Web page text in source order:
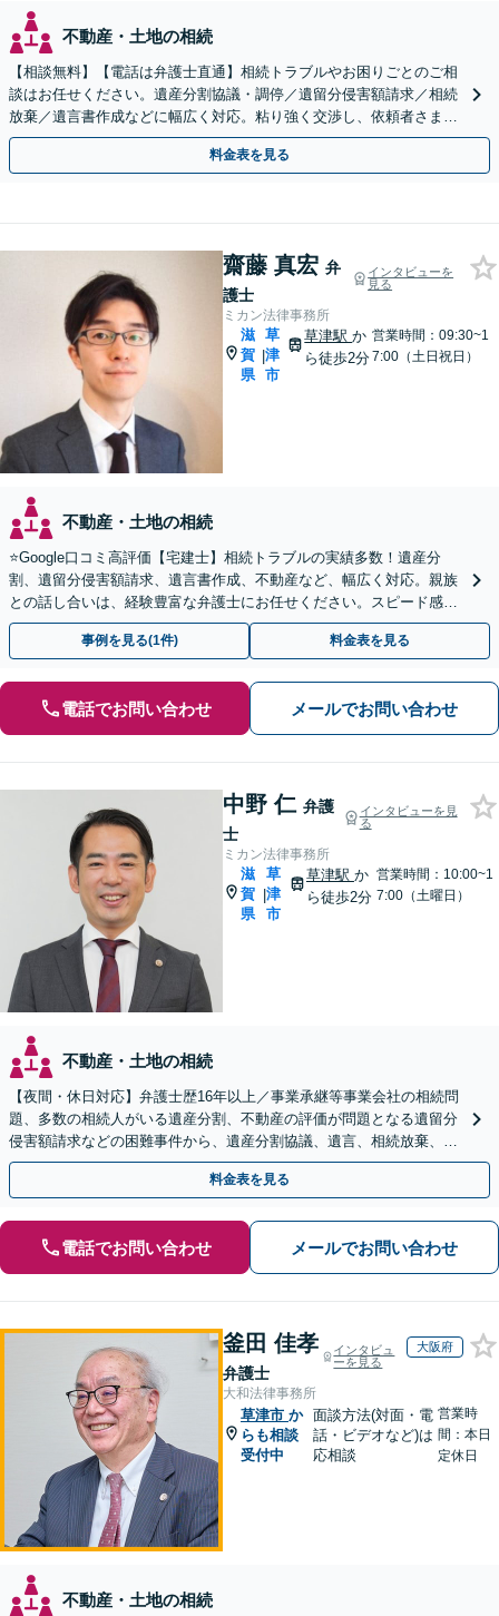
不動産・土地の相続
【相談無料】【電話は弁護士直通】相続トラブルやお困りごとのご相
談はお任せください。遺産分割協議・調停／遺留分侵害額請求／相続
放棄／遺言書作成などに幅広く対応。粘り強く交渉し、依頼者さまに
有利な解決を目指します【出張相談可能】【草津駅5分】
料金表を見る
齋藤 真宏 弁
護士
インタビューを
見る
ミカン法律事務所
滋
賀
県
|
草
津
市
草津駅か
ら徒歩2分
営業時間：09:30~1
7:00（土日祝日）
不動産・土地の相続
⭐️Google口コミ高評価【宅建士】相続トラブルの実績多数！遺産分
割、遺留分侵害額請求、遺言書作成、不動産など、幅広く対応。親族
との話し合いは、経験豊富な弁護士にお任せください。スピード感を
重視【予約で夜間・休日対応可】【駐車場あり】
事例を見る(1件) 料金表を見る
電話でお問い合わせ メールでお問い合わせ
中野 仁 弁護
士
インタビューを見
る
ミカン法律事務所
滋
賀
県
|
草
津
市
草津駅 か
ら徒歩2分
営業時間：10:00~1
7:00（土曜日）
不動産・土地の相続
【夜間・休日対応】弁護士歴16年以上／事業承継等事業会社の相続問
題、多数の相続人がいる遺産分割、不動産の評価が問題となる遺留分
侵害額請求などの困難事件から、遺産分割協議、遺言、相続放棄、使
途不明金の調査まで、全般の経験豊富【JR草津駅2分】
料金表を見る
電話でお問い合わせ メールでお問い合わせ
釜田 佳孝
弁護士
インタビュ
ーを見る
大阪府
大和法律事務所
草津市 か
らも相談
受付中
面談方法(対面・電
話・ビデオなど)は
応相談
営業時
間：本日
定休日
不動産・土地の相続